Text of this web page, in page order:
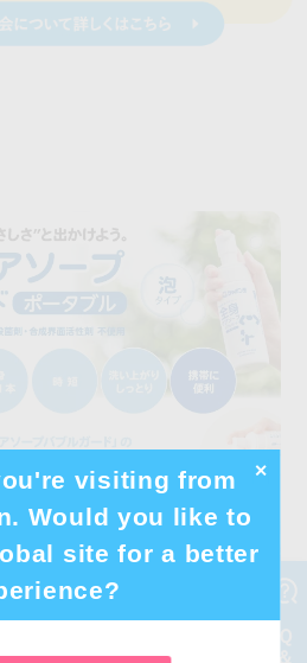
visiting from
Would you like to
site for a better
✕